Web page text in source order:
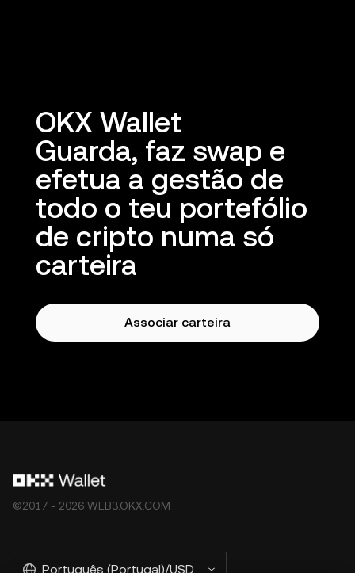
OKX Wallet
Guarda, faz swap e
efetua a gestão de
todo o teu portefólio
de cripto numa só
carteira
Associar carteira
©2017 - 2026 WEB3.OKX.COM
Português (Portugal)/USD